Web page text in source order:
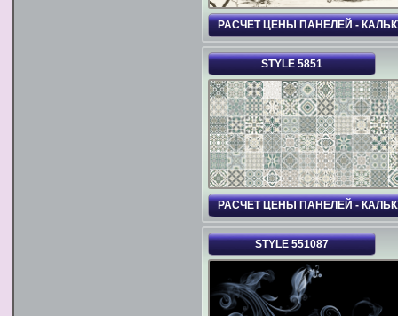
РАСЧЕТ ЦЕНЫ ПАНЕЛЕЙ -
STYLE 5851
РАСЧЕТ ЦЕНЫ ПАНЕЛЕЙ -
STYLE 551087